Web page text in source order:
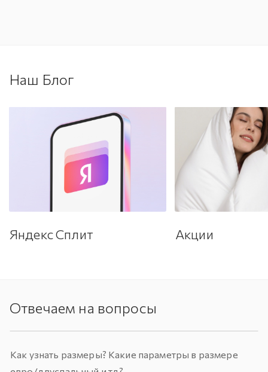
Наш Блог
Яндекс Сплит Акции
Отвечаем на вопросы
Как узнать размеры? Какие параметры в размере